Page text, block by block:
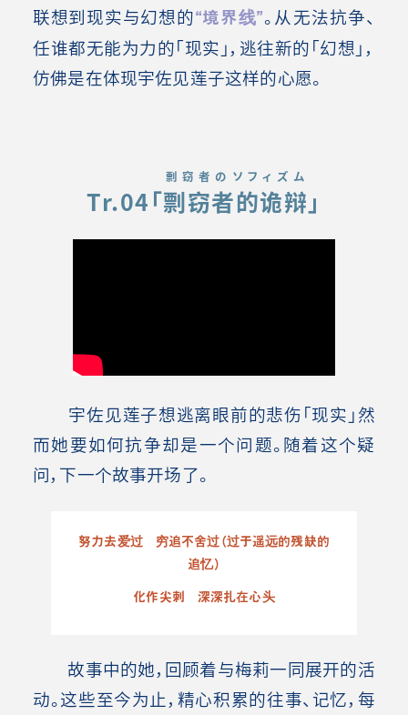
联想到现实与幻想的“境界线”。从无法抗争、
任谁都无能为力的「现实」，逃往新的「幻想」，
仿佛是在体现宇佐见莲子这样的心愿。
Tr.04「剽窃者的诡辩
剽窃者のソフィズム
」
宇佐见莲子想逃离眼前的悲伤「现实」然
而她要如何抗争却是一个问题。随着这个疑
问，下一个故事开场了。
努力去爱过 穷追不舍过（过于遥远的残缺的
追忆）
化作尖刺 深深扎在心头
故事中的她，回顾着与梅莉一同展开的活
动。这些至今为止，精心积累的往事、记忆，每